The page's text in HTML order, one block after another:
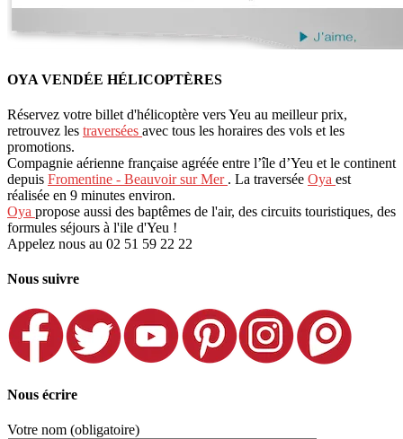
OYA VENDÉE HÉLICOPTÈRES
Réservez votre billet d'hélicoptère vers Yeu au meilleur prix,
retrouvez les traversées avec tous les horaires des vols et les
promotions.
Compagnie aérienne française agréée entre l’île d’Yeu et le continent
depuis Fromentine - Beauvoir sur Mer . La traversée Oya est
réalisée en 9 minutes environ.
Oya propose aussi des baptêmes de l'air, des circuits touristiques, des
formules séjours à l'ile d'Yeu !
Appelez nous au 02 51 59 22 22
Nous suivre
Nous écrire
Votre nom (obligatoire)